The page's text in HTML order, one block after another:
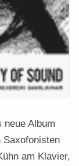
Album
Saxofonisten
am Klavier,